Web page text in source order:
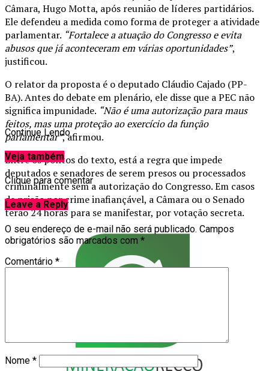
Câmara, Hugo Motta, após reunião de líderes partidários.
Ele defendeu a medida como forma de proteger a atividade
parlamentar. “Fortalece a atuação do Congresso e evita
abusos que já aconteceram em várias oportunidades”,
justificou.
O relator da proposta é o deputado Cláudio Cajado (PP-
BA). Antes do debate em plenário, ele disse que a PEC não
significa impunidade. “Não é uma autorização para maus
feitos, mas uma proteção ao exercício da função
parlamentar”, afirmou.
Entre os pontos do texto, está a regra que impede
deputados e senadores de serem presos ou processados
criminalmente sem a autorização do Congresso. Em casos
de prisão por crime inafiançável, a Câmara ou o Senado
terão 24 horas para se manifestar, por votação secreta.
Continue Lendo
Veja também
Clique para comentar
Leave a Reply
O seu endereço de e-mail não será publicado. Campos
obrigatórios são marcados com *
Comentário *
Nome *